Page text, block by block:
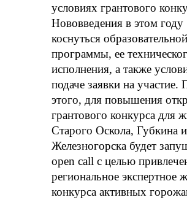
условиях грантового
Нововведения в этом году
коснуться образовательной
программы, ее
исполнения, а также
подаче заявки на
этого, для повышения
грантового конкурса для
Старого Оскола, Губкина и
Железногорска будет
open call с целью
региональное экспертное
конкурса активных